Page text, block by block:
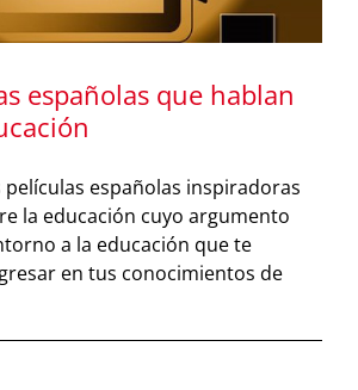
españolas que hablan
españolas inspiradoras
la educación cuyo argumento
a la educación que te
en tus conocimientos de